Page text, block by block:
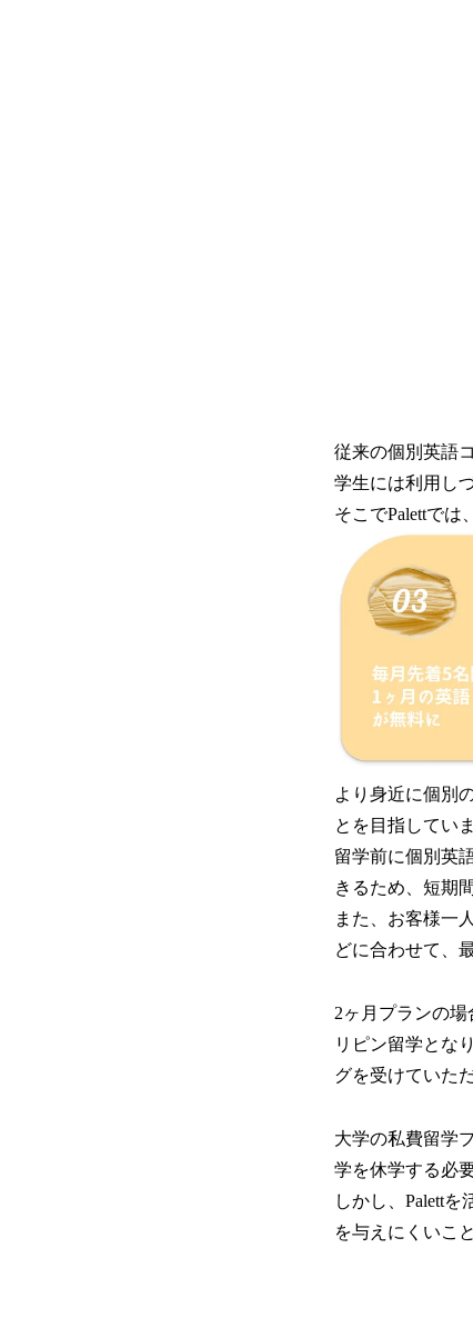
従来の個別英語
学生には利用し
そこでPalettでは
より身近に個別
とを目指していま
留学前に個別英
きるため、短期
また、お客様一
どに合わせて、
2ヶ月プランの
リピン留学とな
グを受けていた
大学の私費留学
学を休学する必
しかし、Palett
を与えにくいこ